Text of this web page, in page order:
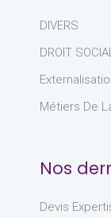
DIVERS
DROIT
Métiers De
Nos
Devis